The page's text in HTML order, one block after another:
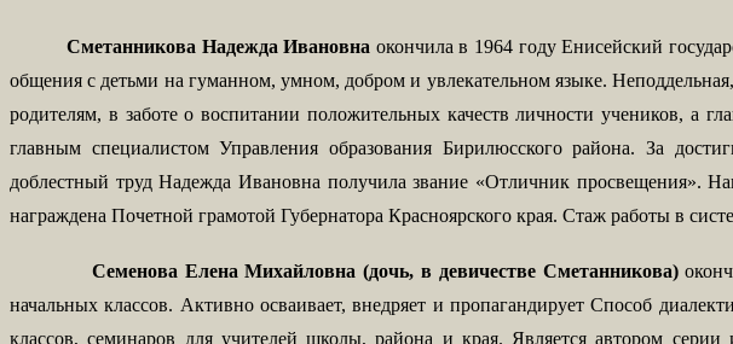
Сметанникова Надежда Ивановна окончила в 1964 году Енисейский
общения с детьми на гуманном, умном, добром и увлекательном языке.
родителям, в заботе о воспитании положительных качеств личности учеников, а
главным специалистом Управления образования Бирилюсского района. За
доблестный труд Надежда Ивановна получила звание «Отличник просвещения».
награждена Почетной грамотой Губернатора Красноярского края. Стаж работы в
Семенова Елена Михайловна (дочь, в девичестве Сметанникова)
начальных классов. Активно осваивает, внедряет и пропагандирует Способ
классов, семинаров для учителей школы, района и края. Является автором